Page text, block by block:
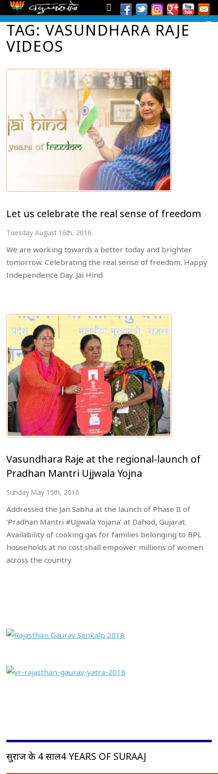
TAG: VASUNDHARA RAJE
VIDEOS
Let us celebrate the real sense of freedom
Tuesday August 16th, 2016
We are working towards a better today and brighter
tomorrow. Celebrating the real sense of freedom. Happy
Independence Day. Jai Hind.
Vasundhara Raje at the regional-launch of
Pradhan Mantri Ujjwala Yojna
Sunday May 15th, 2016
Addressed the Jan Sabha at the launch of Phase II of
‘Pradhan Mantri #Ujjwala Yojana’ at Dahod, Gujarat.
Availability of cooking gas for families belonging to BPL
households at no cost shall empower millions of women
across the country.
सुराज के 4 साल4 YEARS OF SURAAJ